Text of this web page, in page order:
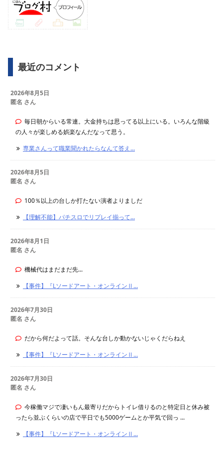
最近のコメント
2026年8月5日
匿名 さん
毎日朝からいる常連。大金持ちは思ってる以上にいる。いろんな階級
の人々が楽しめる娯楽なんだなって思う。
専業さんって職業聞かれたらなんて答え...
2026年8月5日
匿名 さん
100％以上の台しか打たない演者よりましだ
【理解不能】パチスロでリプレイ揃って...
2026年8月1日
匿名 さん
機械代はまだまだ先...
【事件】『Lソードアート・オンラインⅡ...
2026年7月30日
匿名 さん
だから何だよって話。そんな台しか動かないじゃくだらねえ
【事件】『Lソードアート・オンラインⅡ...
2026年7月30日
匿名 さん
今稼働マジで凄いもん最寄りだからトイレ借りるのと特定日と休み被
ったら並ぶくらいの店で平日でも5000ゲームとか平気で回っ ...
【事件】『Lソードアート・オンラインⅡ...